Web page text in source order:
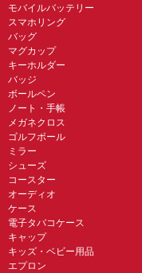
モバイルバッテリー
スマホリング
バッグ
マグカップ
キーホルダー
バッジ
ボールペン
ノート・手帳
メガネクロス
ゴルフボール
ミラー
シューズ
コースター
オーディオ
ケース
電子タバコケース
キャップ
キッズ・ベビー用品
エプロン